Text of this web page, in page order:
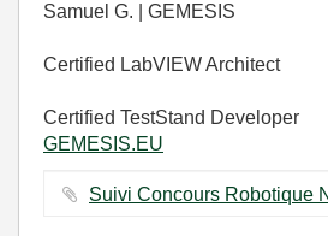
Samuel G. | GEMESIS
Certified LabVIEW Architect
Certified TestStand Developer
GEMESIS.EU